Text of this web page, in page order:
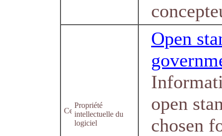
Propriété
intellectuelle du
logiciel
Open
open
chosen